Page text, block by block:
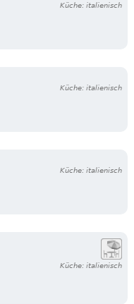
Küche: italienisch
Küche: italienisch
Küche: italienisch
Küche: italienisch